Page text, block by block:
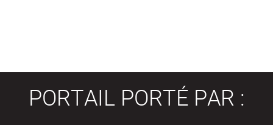
PORTAIL PORTÉ PAR :